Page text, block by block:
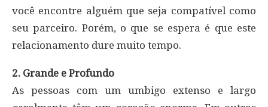
você encontre alguém que seja compatível como
seu parceiro. Porém, o que se espera é que este
relacionamento dure muito tempo.
2. Grande e Profundo
As pessoas com um umbigo extenso e largo